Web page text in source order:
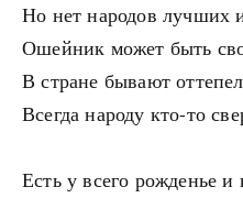
Но нет народов лучших
Ошейник может быть
В стране бывают
Всегда народу кто-то
Есть у всего рожденье и